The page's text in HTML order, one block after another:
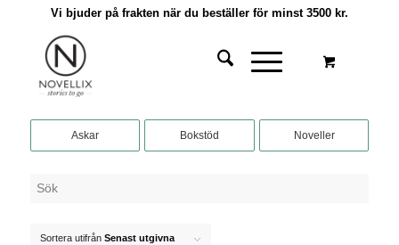
Vi bjuder på frakten när du beställer för minst 3500 kr.
Askar Bokstöd Noveller
Sortera utifrån Senast utgivna